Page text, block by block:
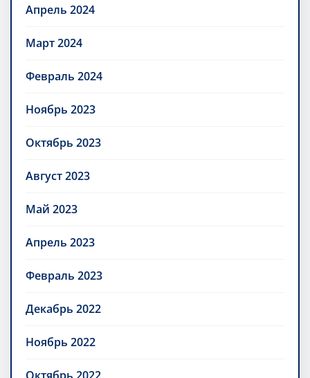
Апрель 2024
Март 2024
Февраль 2024
Ноябрь 2023
Октябрь 2023
Август 2023
Май 2023
Апрель 2023
Февраль 2023
Декабрь 2022
Ноябрь 2022